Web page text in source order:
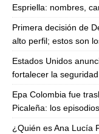
Espriella: nombres,
Primera decisión de
alto perfil; estos son
Estados Unidos
fortalecer la
Epa Colombia fue
Picaleña: los
¿Quién es Ana Lucía